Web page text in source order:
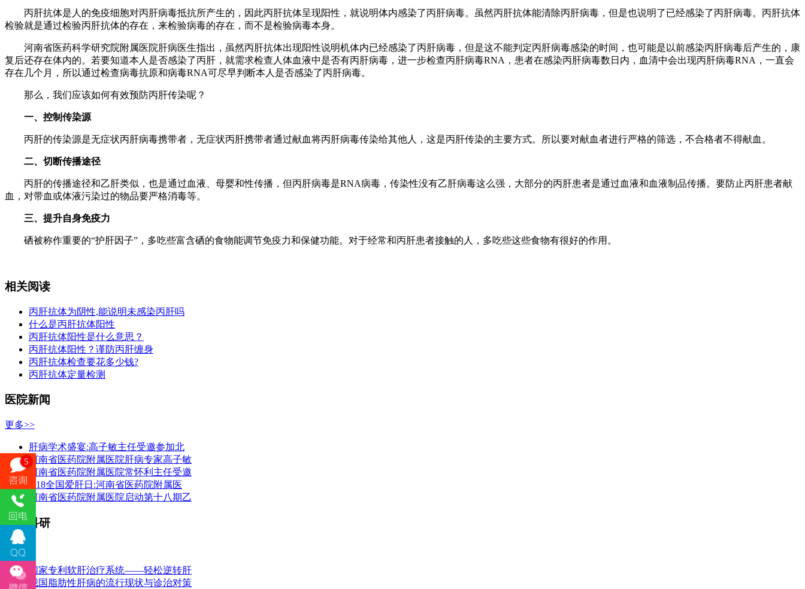
丙肝抗体是人的免疫细胞对丙肝病毒抵抗所产生的，因此丙肝抗体呈现阳性，就说明体内感染了丙肝病毒。虽然丙肝抗体能清除丙肝病毒，但是也说明了已经感染了丙肝病毒。丙肝抗体
检验就是通过检验丙肝抗体的存在，来检验病毒的存在，而不是检验病毒本身。
河南省医药科学研究院附属医院肝病医生指出，虽然丙肝抗体出现阳性说明机体内已经感染了丙肝病毒，但是这不能判定丙肝病毒感染的时间，也可能是以前感染丙肝病毒后产生的，康
复后还存在体内的。若要知道本人是否感染了丙肝，就需求检查人体血液中是否有丙肝病毒，进一步检查丙肝病毒RNA，患者在感染丙肝病毒数日内，血清中会出现丙肝病毒RNA，一直会
存在几个月，所以通过检查病毒抗原和病毒RNA可尽早判断本人是否感染了丙肝病毒。
那么，我们应该如何有效预防丙肝传染呢？
一、控制传染源
丙肝的传染源是无症状丙肝病毒携带者，无症状丙肝携带者通过献血将丙肝病毒传染给其他人，这是丙肝传染的主要方式。所以要对献血者进行严格的筛选，不合格者不得献血。
二、切断传播途径
丙肝的传播途径和乙肝类似，也是通过血液、母婴和性传播，但丙肝病毒是RNA病毒，传染性没有乙肝病毒这么强，大部分的丙肝患者是通过血液和血液制品传播。要防止丙肝患者献
血，对带血或体液污染过的物品要严格消毒等。
三、提升自身免疫力
硒被称作重要的“护肝因子”，多吃些富含硒的食物能调节免疫力和保健功能。对于经常和丙肝患者接触的人，多吃些这些食物有很好的作用。
相关阅读
丙肝抗体为阴性,能说明未感染丙肝吗
什么是丙肝抗体阳性
丙肝抗体阳性是什么意思？
丙肝抗体阳性？谨防丙肝缠身
丙肝抗体检查要花多少钱?
丙肝抗体定量检测
医院新闻
更多>>
肝病学术盛宴:高子敏主任受邀参加北
河南省医药院附属医院肝病专家高子敏
河南省医药院附属医院常怀利主任受邀
3.18全国爱肝日:河南省医药院附属医
河南省医药院附属医院启动第十八期乙
临床科研
更多>>
国家专利软肝治疗系统——轻松逆转肝
我国脂肪性肝病的流行现状与诊治对策
5